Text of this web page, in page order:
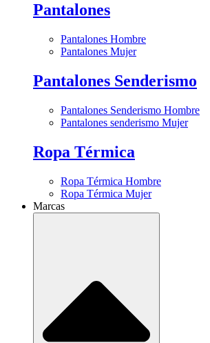
Pantalones
Pantalones Hombre
Pantalones Mujer
Pantalones Senderismo
Pantalones Senderismo Hombre
Pantalones senderismo Mujer
Ropa Térmica
Ropa Térmica Hombre
Ropa Térmica Mujer
Marcas